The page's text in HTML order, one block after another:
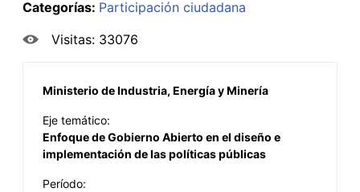
Categorías: Participación ciudadana
Visitas: 33076
Ministerio de Industria, Energía y Minería
Eje temático:
Enfoque de Gobierno Abierto en el diseño e
implementación de las políticas públicas
Período: